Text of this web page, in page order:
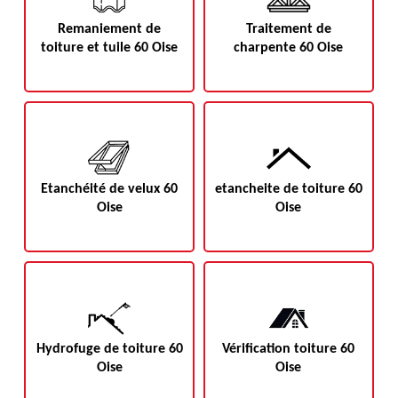
Remaniement de
toiture et tuile 60 Oise
Traitement de
charpente 60 Oise
Etanchéité de velux 60
Oise
etancheite de toiture 60
Oise
Hydrofuge de toiture 60
Oise
Vérification toiture 60
Oise